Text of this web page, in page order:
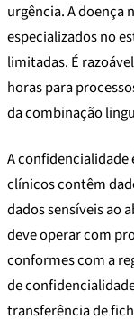
urgência. A doença
especializados no
limitadas. É
horas para
da combinação
A confidencialidade
clínicos contêm
dados sensíveis ao
deve operar com
conformes com a
de
transferência de